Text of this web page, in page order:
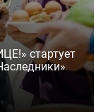
стартует